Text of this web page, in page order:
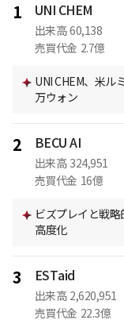
1 UNI CHEM
出来高 60,138
売買代金 2.7億
UNI CHEM、米ル
万ウォン
2 BECU AI
出来高 324,951
売買代金 16億
ビズプレイと戦
高度化
3 ESTaid
出来高 2,620,951
売買代金 22.3億